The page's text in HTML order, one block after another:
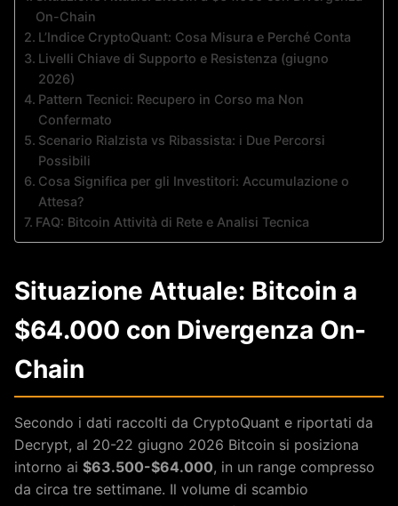
On-Chain
L’Indice CryptoQuant: Cosa Misura e Perché Conta
Livelli Chiave di Supporto e Resistenza (giugno
2026)
Pattern Tecnici: Recupero in Corso ma Non
Confermato
Scenario Rialzista vs Ribassista: i Due Percorsi
Possibili
Cosa Significa per gli Investitori: Accumulazione o
Attesa?
FAQ: Bitcoin Attività di Rete e Analisi Tecnica
Situazione Attuale: Bitcoin a
$64.000 con Divergenza On-
Chain
Secondo i dati raccolti da CryptoQuant e riportati da
Decrypt, al 20-22 giugno 2026 Bitcoin si posiziona
intorno ai $63.500-$64.000, in un range compresso
da circa tre settimane. Il volume di scambio